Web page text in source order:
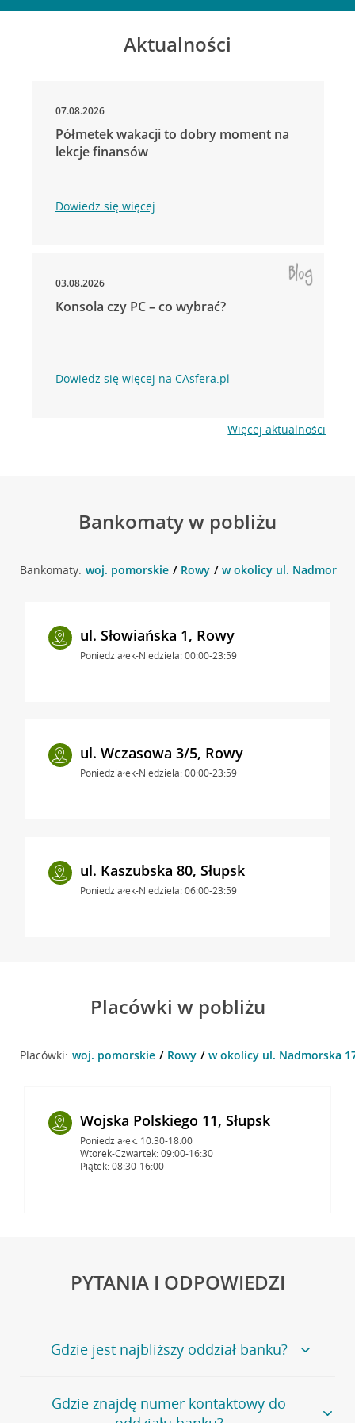
Aktualności
07.08.2026
Półmetek wakacji to dobry moment na
lekcje finansów
Dowiedz się więcej
03.08.2026
Konsola czy PC – co wybrać?
Dowiedz się więcej na CAsfera.pl
Więcej aktualności
Bankomaty w pobliżu
Bankomaty: woj. pomorskie Rowy w okolicy ul.
ul. Słowiańska 1, Rowy
Poniedziałek-Niedziela: 00:00-23:59
ul. Wczasowa 3/5, Rowy
Poniedziałek-Niedziela: 00:00-23:59
ul. Kaszubska 80, Słupsk
Poniedziałek-Niedziela: 06:00-23:59
Placówki w pobliżu
Placówki: woj. pomorskie Rowy w okolicy ul. Nadmorska
Wojska Polskiego 11, Słupsk
Poniedziałek: 10:30-18:00
Wtorek-Czwartek: 09:00-16:30
Piątek: 08:30-16:00
PYTANIA I ODPOWIEDZI
Gdzie jest najbliższy oddział banku?
Jeśli szukasz oddziału naszego banku, zapraszamy na
stronęPlacówki i bankomaty, na której znajduje się
Gdzie znajdę numer kontaktowy do